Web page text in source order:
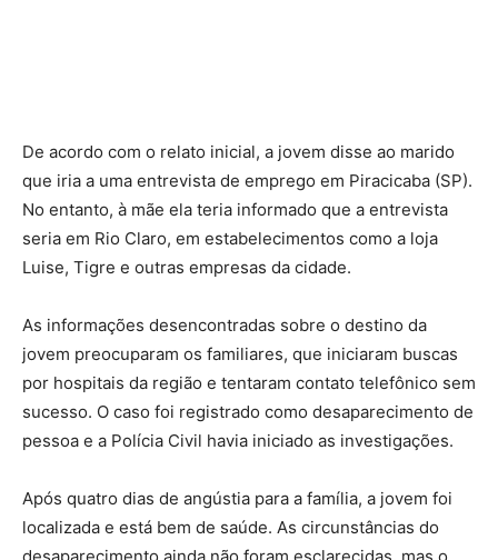
De acordo com o relato inicial, a jovem disse ao marido
que iria a uma entrevista de emprego em Piracicaba (SP).
No entanto, à mãe ela teria informado que a entrevista
seria em Rio Claro, em estabelecimentos como a loja
Luise, Tigre e outras empresas da cidade.
As informações desencontradas sobre o destino da
jovem preocuparam os familiares, que iniciaram buscas
por hospitais da região e tentaram contato telefônico sem
sucesso. O caso foi registrado como desaparecimento de
pessoa e a Polícia Civil havia iniciado as investigações.
Após quatro dias de angústia para a família, a jovem foi
localizada e está bem de saúde. As circunstâncias do